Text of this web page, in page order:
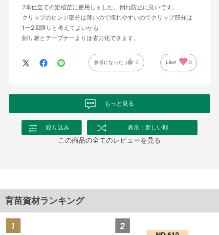
2本仕立ての定植苗に使用しました。倒れ防止に良いです。
クリップのヒンジ部分は薄いので壊れやすいのでクリップ部分は
1〜2回限りと考えてよいかも
割り箸とテープナーよりは省力化できます。
参考になった 0 Like! 0
もっと見る
絞り込み 表示：新しい順
この商品の全てのレビューを見る
育苗資材ランキング